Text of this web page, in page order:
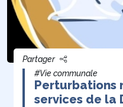
Partager
#Vie communale
Perturbations
services de la